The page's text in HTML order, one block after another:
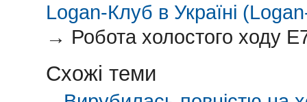
Logan-Клуб в Україні
→ Робота холостого ходу
Схожі теми